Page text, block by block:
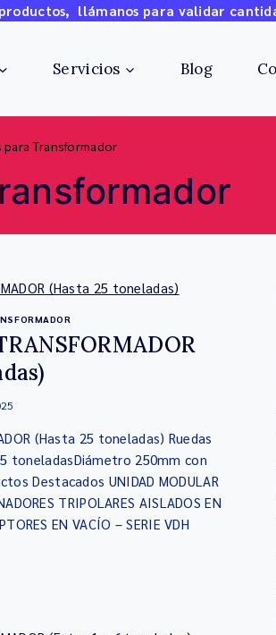
llámanos para validar
Servicios Blog
para Transformador
(Hasta 25 toneladas) Ruedas
toneladasDiámetro 250mm con
Destacados UNIDAD MODULAR
TRIPOLARES AISLADOS EN
EN VACÍO – SERIE VDH